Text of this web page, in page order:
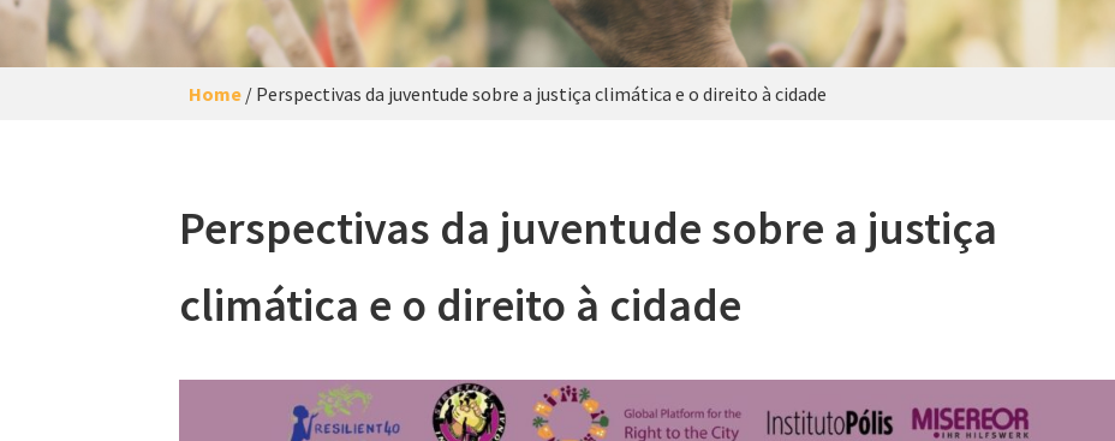
Home / Perspectivas da juventude sobre a justiça climática e o direito à cidade
Perspectivas da juventude sobre a justiça
climática e o direito à cidade